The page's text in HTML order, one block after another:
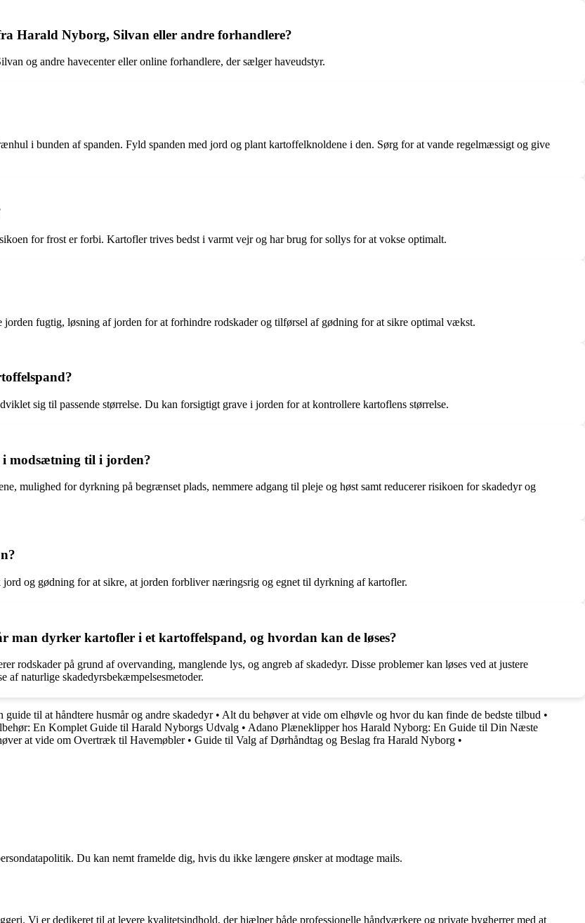
Harald Nyborg, Silvan eller andre forhandlere?
og andre havecenter eller online forhandlere, der sælger haveudstyr.
i bunden af spanden. Fyld spanden med jord og plant kartoffelknoldene i den. Sørg for at vande regelmæssigt og give
for frost er forbi. Kartofler trives bedst i varmt vejr og har brug for sollys for at vokse optimalt.
fugtig, løsning af jorden for at forhindre rodskader og tilførsel af gødning for at sikre optimal vækst.
sig til passende størrelse. Du kan forsigtigt grave i jorden for at kontrollere kartoflens størrelse.
i modsætning til i jorden?
mulighed for dyrkning på begrænset plads, nemmere adgang til pleje og høst samt reducerer risikoen for skadedyr og
og gødning for at sikre, at jorden forbliver næringsrig og egnet til dyrkning af kartofler.
man dyrker kartofler i et kartoffelspand, og hvordan kan de løses?
rodskader på grund af overvanding, manglende lys, og angreb af skadedyr. Disse problemer kan løses ved at justere
af naturlige skadedyrsbekæmpelsesmetoder.
til at håndtere husmår og andre skadedyr• Alt du behøver at vide om elhøvle og hvor du kan finde de bedste tilbud •
En Komplet Guide til Harald Nyborgs Udvalg • Adano Plæneklipper hos Harald Nyborg: En Guide til Din Næste
at vide om Overtræk til Havemøbler• Guide til Valg af Dørhåndtag og Beslag fra Harald Nyborg •
Du kan nemt framelde dig, hvis du ikke længere ønsker at modtage mails.
Vi er dedikeret til at levere kvalitetsindhold, der hjælper både professionelle håndværkere og private bygherrer med at